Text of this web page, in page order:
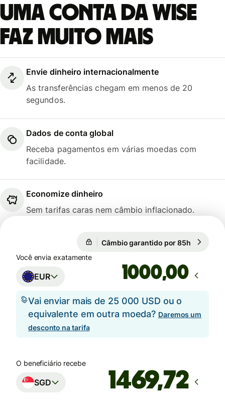
Uma conta da Wise
faz muito mais
Envie dinheiro internacionalmente
As transferências chegam em menos de 20
segundos.
Dados de conta global
Receba pagamentos em várias moedas com
facilidade.
Economize dinheiro
Sem tarifas caras nem câmbio inflacionado.
Câmbio garantido por 85h
Você envia exatamente
EUR ,00
Vai enviar mais de 25 000 USD ou o
equivalente em outra moeda? Daremos um
desconto na tarifa
O beneficiário recebe
SGD